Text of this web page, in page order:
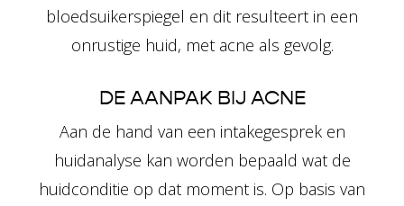
bloedsuikerspiegel en dit resulteert in een
onrustige huid, met acne als gevolg.
DE AANPAK BIJ ACNE
Aan de hand van een intakegesprek en
huidanalyse kan worden bepaald wat de
huidconditie op dat moment is. Op basis van